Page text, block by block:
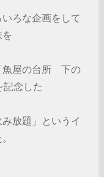
ろな企画をして
魚屋の台所 下の
記念した
放題」というイ